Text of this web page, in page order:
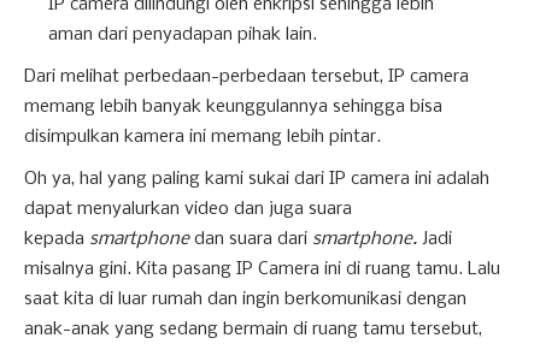
IP camera dilindungi oleh enkripsi sehingga lebih
aman dari penyadapan pihak lain.
Dari melihat perbedaan-perbedaan tersebut, IP camera
memang lebih banyak keunggulannya sehingga bisa
disimpulkan kamera ini memang lebih pintar.
Oh ya, hal yang paling kami sukai dari IP camera ini adalah
dapat menyalurkan video dan juga suara
kepada smartphonedan suara dari smartphone. Jadi
misalnya gini. Kita pasang IP Camera ini di ruang tamu. Lalu
saat kita di luar rumah dan ingin berkomunikasi dengan
anak-anak yang sedang bermain di ruang tamu tersebut,